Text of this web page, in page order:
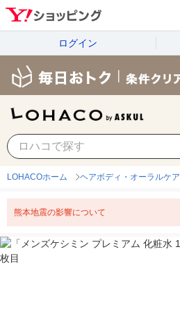
ログイン
LOHACOホーム ヘアボディ・オーラルケア
熊本地震の影響について